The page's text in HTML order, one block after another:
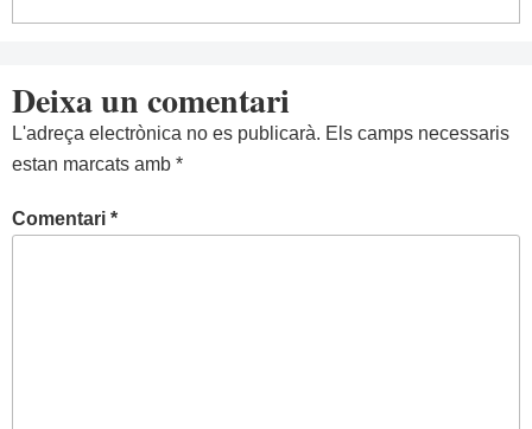
Deixa un comentari
L'adreça electrònica no es publicarà. Els camps necessaris
estan marcats amb *
Comentari *